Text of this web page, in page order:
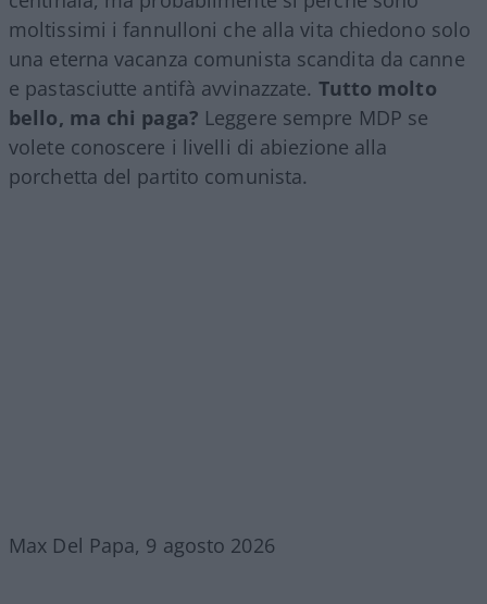
moltissimi i fannulloni che alla vita chiedono solo
una eterna vacanza comunista scandita da canne
e pastasciutte antifà avvinazzate. Tutto molto
bello, ma chi paga? Leggere sempre MDP se
volete conoscere i livelli di abiezione alla
porchetta del partito comunista.
Max Del Papa, 9 agosto 2026